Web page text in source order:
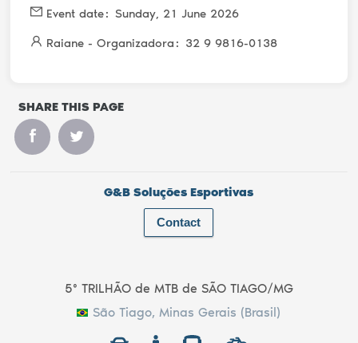
Event date Sunday, 21 June 2026
Raiane - Organizadora 32 9 9816-0138
SHARE THIS PAGE
G&B Soluções Esportivas
Contact
5º TRILHÃO de MTB de SÃO TIAGO/MG
São Tiago, Minas Gerais (Brasil)